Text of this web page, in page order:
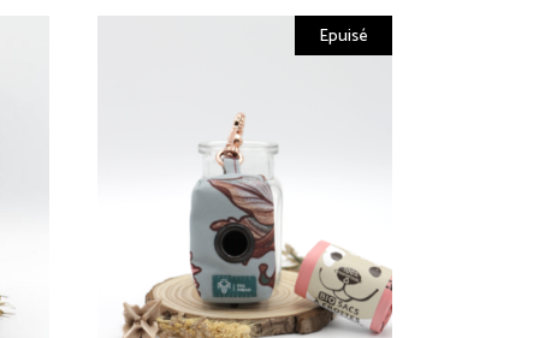
Epuisé